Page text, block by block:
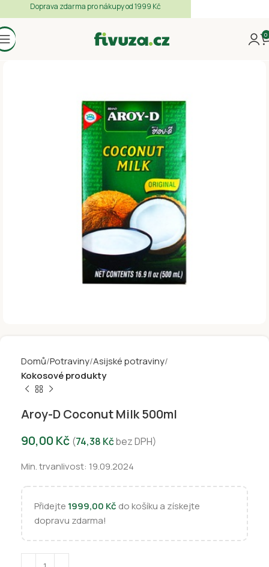
0
Domů Potraviny Asijské potraviny
Kokosové produkty
Aroy-D Coconut Milk 500ml
90,00 Kč (74,38 Kčbez DPH)
Min. trvanlivost: 19.09.2024
Přidejte 1999,00 Kč do košíku a získejte
dopravu zdarma!
Doprava zdarma pro nákupy od 1999 Kč